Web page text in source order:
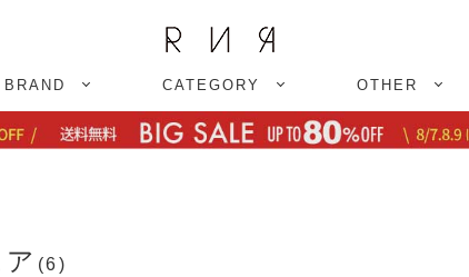
BRAND CATEGORY OTHER
(6)